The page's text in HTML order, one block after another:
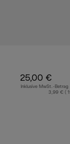
25,00 €
Inklusive MwSt.-Betrag
3,99 € (